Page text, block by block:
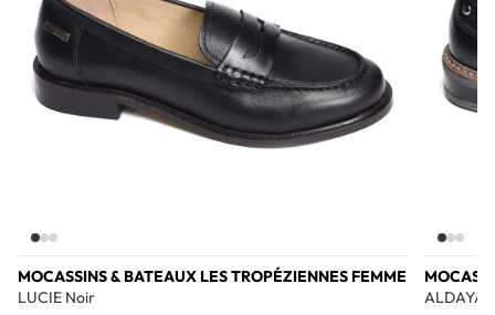
MOCASSINS & BATEAUX LES TROPÉZIENNES FEMME
LUCIE Noir
ALDAYA